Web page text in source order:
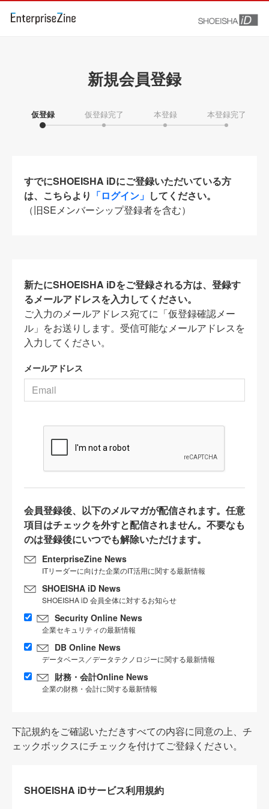
新規会員登録
仮登録 仮登録完了 本登録 本登録完了
すでにSHOEISHA iDにご登録いただいている方
は、こちらより 「ログイン」 してください。
（旧SEメンバーシップ登録者を含む）
新たにSHOEISHA iDをご登録される方は、登録す
るメールアドレスを入力してください。
ご入力のメールアドレス宛てに「仮登録確認メー
ル」をお送りします。受信可能なメールアドレスを
入力してください。
メールアドレス
会員登録後、以下のメルマガが配信されます。任意
項目はチェックを外すと配信されません。不要なも
のは登録後にいつでも解除いただけます。
EnterpriseZine News
ITリーダーに向けた企業のIT活用に関する最新情報
SHOEISHA iD News
SHOEISHA iD 会員全体に対するお知らせ
Security Online News
企業セキュリティの最新情報
DB Online News
データベース／データテクノロジーに関する最新情報
財務・会計Online News
企業の財務・会計に関する最新情報
下記規約をご確認いただきすべての内容に同意の上、チ
ェックボックスにチェックを付けてご登録ください。
SHOEISHA iDサービス利用規約